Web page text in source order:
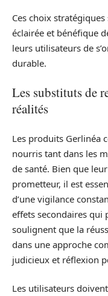
Ces choix
éclairée et bénéfique
leurs utilisateurs de
durable.
Les substituts de
réalités
Les produits Gerlinéa
nourris tant dans les
de santé. Bien que
prometteur, il est
d’une vigilance
effets secondaires qui
soulignent que la
dans une approche
judicieux et réflexion
Les utilisateurs